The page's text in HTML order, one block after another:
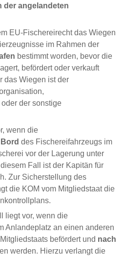
der angelandeten
EU-Fischereirecht das Wiegen
im Rahmen der
bestimmt worden, bevor die
befördert oder verkauft
das Wiegen ist der
der sonstige
wenn die
des Fischereifahrzeugs im
vor der Lagerung unter
Fall ist der Kapitän für
Zur Sicherstellung des
die KOM vom Mitgliedstaat die
liegt vor, wenn die
Anlandeplatz an einen anderen
befördert und nach
werden. Hierzu verlangt die